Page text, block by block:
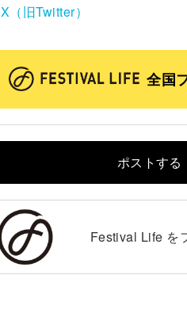
X（旧Twitter）
全国
ポストする
Festival Life を